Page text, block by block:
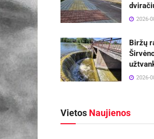
2026-
Biržų
2026-
Vietos Naujienos